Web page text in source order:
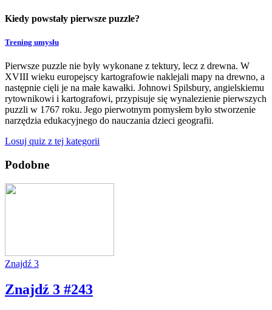
Kiedy powstały pierwsze puzzle?
Trening umysłu
Pierwsze puzzle nie były wykonane z tektury, lecz z drewna. W
XVIII wieku europejscy kartografowie naklejali mapy na drewno, a
następnie cięli je na małe kawałki. Johnowi Spilsbury, angielskiemu
rytownikowi i kartografowi, przypisuje się wynalezienie pierwszych
puzzli w 1767 roku. Jego pierwotnym pomysłem było stworzenie
narzędzia edukacyjnego do nauczania dzieci geografii.
Losuj quiz z tej kategorii
Podobne
Znajdź 3
Znajdź 3 #243